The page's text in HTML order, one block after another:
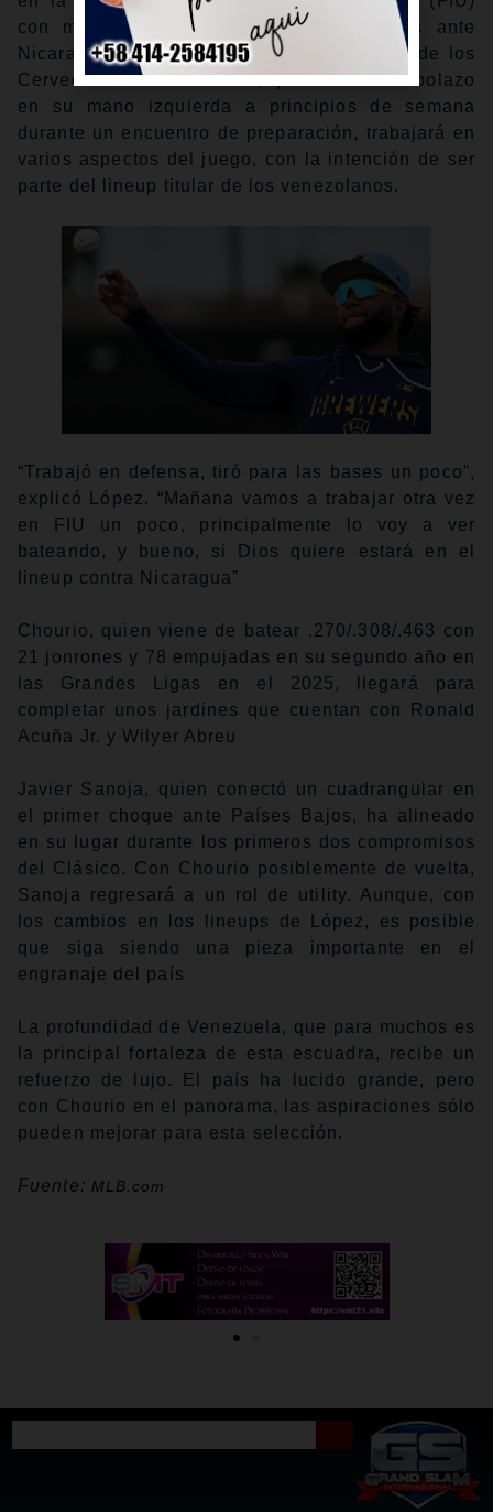
con miras a su próximo duelo del lunes ante
Nicaragua. Y allí, el cañonero de 21 años de los
Cerveceros de Milwaukee, que recibió un bolazo
en su mano izquierda a principios de semana
durante un encuentro de preparación, trabajará en
varios aspectos del juego, con la intención de ser
parte del lineup titular de los venezolanos.
“Trabajó en defensa, tiró para las bases un poco”,
explicó López. “Mañana vamos a trabajar otra vez
en FIU un poco, principalmente lo voy a ver
bateando, y bueno, si Dios quiere estará en el
lineup contra Nicaragua”
Chourio, quien viene de batear .270/.308/.463 con
21 jonrones y 78 empujadas en su segundo año en
las Grandes Ligas en el 2025, llegará para
completar unos jardines que cuentan con Ronald
Acuña Jr. y Wilyer Abreu
Javier Sanoja, quien conectó un cuadrangular en
el primer choque ante Países Bajos, ha alineado
en su lugar durante los primeros dos compromisos
del Clásico. Con Chourio posiblemente de vuelta,
Sanoja regresará a un rol de utility. Aunque, con
los cambios en los lineups de López, es posible
que siga siendo una pieza importante en el
engranaje del país
La profundidad de Venezuela, que para muchos es
la principal fortaleza de esta escuadra, recibe un
refuerzo de lujo. El país ha lucido grande, pero
con Chourio en el panorama, las aspiraciones sólo
pueden mejorar para esta selección.
Fuente: MLB.com